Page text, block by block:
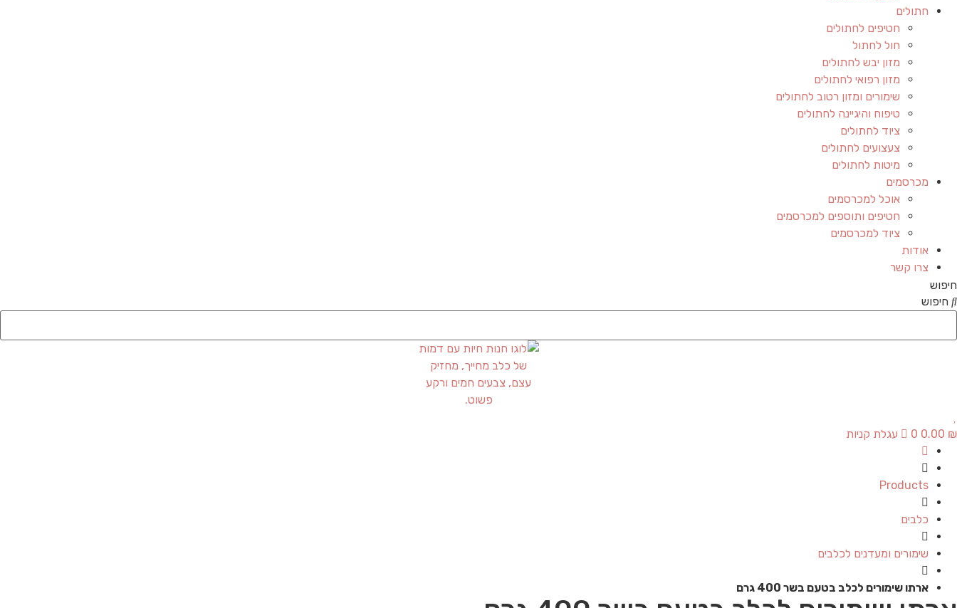
חתולים
חטיפים לחתולים
חול לחתול
מזון יבש לחתולים
מזון רפואי לחתולים
שימורים ומזון רטוב לחתולים
טיפוח והיגיינה לחתולים
ציוד לחתולים
צעצועים לחתולים
מיטות לחתולים
מכרסמים
אוכל למכרסמים
חטיפים ותוספים למכרסמים
ציוד למכרסמים
אודות
צרו קשר
חיפוש
חיפוש
0.00 ₪
0 עגלת קניות
Products
כלבים
שימורים ומעדנים לכלבים
ארתו שימורים לכלב בטעם בשר 400 גרם